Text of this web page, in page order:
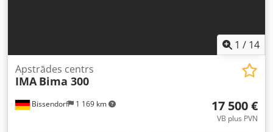
1 / 14
Bissendorf 1 169 km
Apstrādes centrs
IMA Bima 300
17 500 €
VB plus PVN